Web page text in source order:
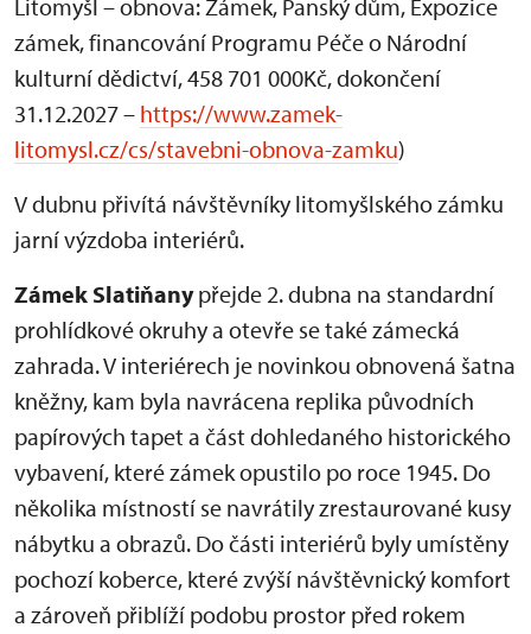
Litomyšl – obnova: Zámek, Panský dům, Expozice
zámek, financování Programu Péče o Národní
kulturní dědictví, 458 701 000Kč, dokončení
31.12.2027 – https://www.zamek-
litomysl.cz/cs/stavebni-obnova-zamku)
V dubnu přivítá návštěvníky litomyšlského zámku
jarní výzdoba interiérů.
Zámek Slatiňanypřejde 2. dubna na standardní
prohlídkové okruhy a otevře se také zámecká
zahrada. V interiérech je novinkou obnovená šatna
kněžny, kam byla navrácena replika původních
papírových tapet a část dohledaného historického
vybavení, které zámek opustilo po roce 1945. Do
několika místností se navrátily zrestaurované kusy
nábytku a obrazů. Do části interiérů byly umístěny
pochozí koberce, které zvýší návštěvnický komfort
a zároveň přiblíží podobu prostor před rokem